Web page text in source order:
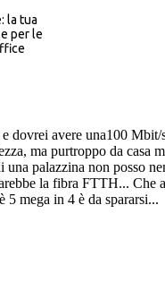
la tua
per le